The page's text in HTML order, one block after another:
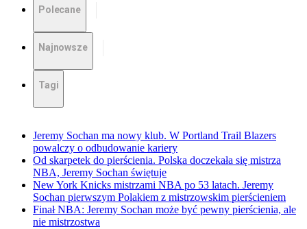
Polecane
Najnowsze
Tagi
Jeremy Sochan ma nowy klub. W Portland Trail Blazers
powalczy o odbudowanie kariery
Od skarpetek do pierścienia. Polska doczekała się mistrza
NBA, Jeremy Sochan świętuje
New York Knicks mistrzami NBA po 53 latach. Jeremy
Sochan pierwszym Polakiem z mistrzowskim pierścieniem
Finał NBA: Jeremy Sochan może być pewny pierścienia, ale
nie mistrzostwa